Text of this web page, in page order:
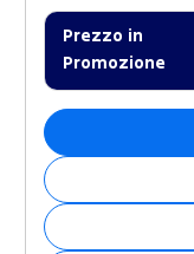
Prezzo in
Promozione